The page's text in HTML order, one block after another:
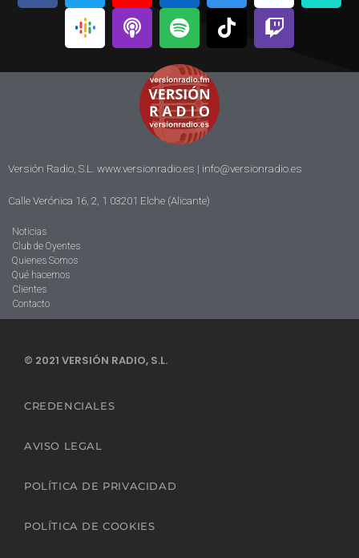
Versión Radio, S.L. www.versionradio.es | info@versionradio.es
Calle Verónica 16, 2, 1 03201 Elche (Alicante)
Noticias
Club de Oyentes
Quienes Somos
Qué hacemos
Clientes
Contacto
© 2021 VERSIÓN RADIO, S.L.
CREDENCIALES
AVISO LEGAL
POLÍTICA DE PRIVACIDAD
POLÍTICA DE COOKIES